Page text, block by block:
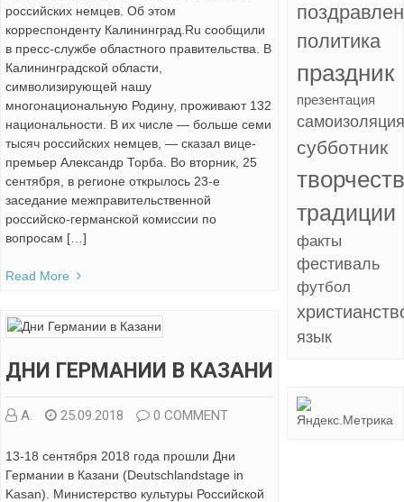
российских немцев. Об этом
корреспонденту Калининград.Ru сообщили
в пресс-службе областного правительства. В
Калининградской области,
символизирующей нашу
многонациональную Родину, проживают 132
национальности. В их числе — больше семи
тысяч российских немцев, — сказал вице-
премьер Александр Торба. Во вторник, 25
сентября, в регионе открылось 23-е
заседание межправительственной
российско-германской комиссии по
вопросам […]
Read More
ДНИ ГЕРМАНИИ В КАЗАНИ
А. 25.09.2018 0 COMMENT
13-18 сентября 2018 года прошли Дни
Германии в Казани (Deutschlandstage in
Kasan). Министерство культуры Российской
политика
праздник
презентация
субботник
традиции
факты
фестиваль
футбол
язык